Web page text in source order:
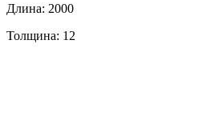
Длина: 2000
Толщина: 12